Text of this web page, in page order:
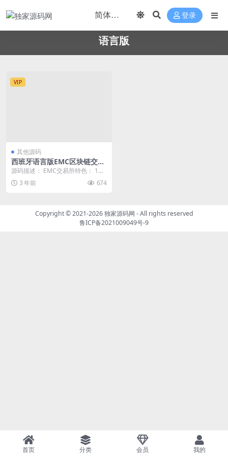
登录
语言版
VIP
其他源码
西班牙语言版EMC区块链交易
S/挖矿/安全透明化交易平台源
源码描述： EMC交易所特色： 1、
安全透明化的交易平台，让大家能
够更加快速的进...
3 年前 674
Copyright © 2021-2026独家源码网 - All rights reserved
鲁ICP备2021009049号-9
首页 分类 会员 我的